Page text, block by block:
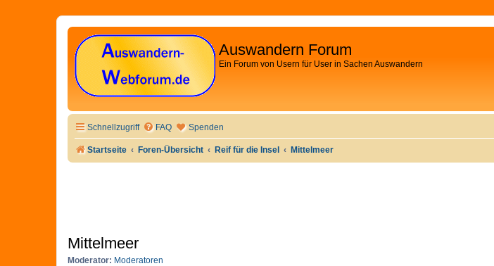
Auswandern Forum
Ein Forum von Usern für User in Sachen Auswandern
Schnellzugriff FAQ Spenden
Startseite Foren-Übersicht Reif für die Insel Mittelmeer
Mittelmeer
Moderator: Moderatoren